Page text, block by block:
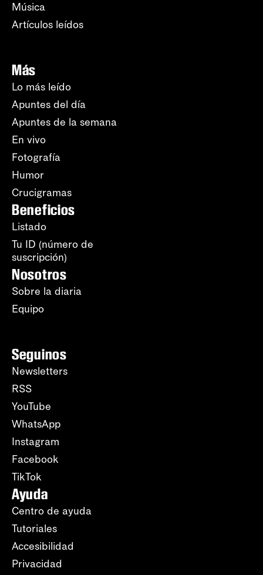
Música
Artículos leídos
Más
Lo más leído
Apuntes del día
Apuntes de la semana
En vivo
Fotografía
Humor
Crucigramas
Beneficios
Listado
Tu ID (número de
suscripción)
Nosotros
Sobre la diaria
Equipo
Seguinos
Newsletters
RSS
YouTube
WhatsApp
Instagram
Facebook
TikTok
Ayuda
Centro de ayuda
Tutoriales
Accesibilidad
Privacidad